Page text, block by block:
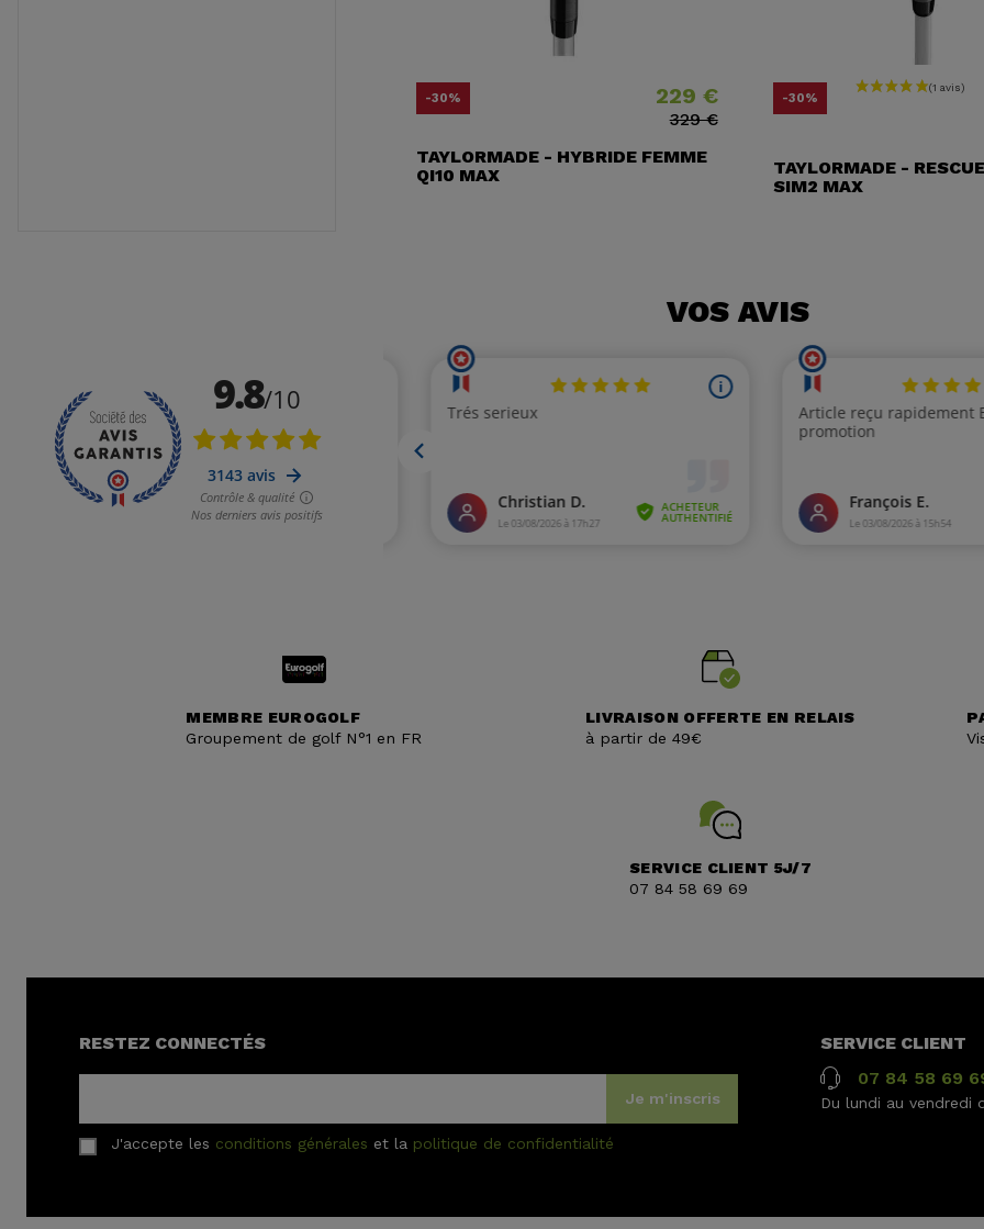
-30% 229 €
Prix ​​habituel
329 €
TAYLORMADE - HYBRIDE FEMME
QI10 MAX
-30% Prix
Prix ​​habituel
TAYLORMADE -
SIM2 MAX
VOS AVIS
MEMBRE EUROGOLF
Groupement de golf N°1 en FR
LIVRAISON OFFERTE EN RELAIS
à partir de 49€
SERVICE CLIENT 5J/7
07 84 58 69 69
RESTEZ CONNECTÉS
Je m'inscris
J'accepte les conditions générales et la politique de confidentialité
SERVICE CLIENT
07 84 58 69
Du lundi au vendredi